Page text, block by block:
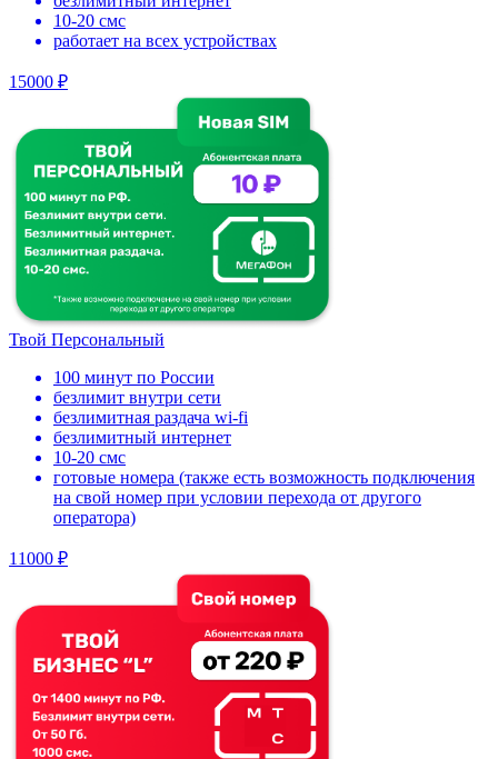
10-20 смс
работает на всех устройствах
15000 ₽
Твой Персональный
100 минут по России
безлимит внутри сети
безлимитная раздача wi-fi
безлимитный интернет
10-20 смс
готовые номера (также есть возможность подключения
на свой номер при условии перехода от другого
оператора)
11000 ₽